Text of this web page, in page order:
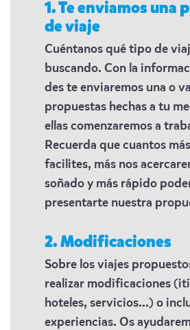
1. Te enviamos una
de viaje
Cuéntanos qué tipo de
buscando. Con la
des te enviaremos una o
propuestas hechas a tu
ellas comenzaremos a
Recuerda que cuantos
facilites, más nos
soñado y más rápido
presentarte nuestra
2. Modificaciones
Sobre los viajes
realizar modificaciones
hoteles, servicios...) o
experiencias. Os